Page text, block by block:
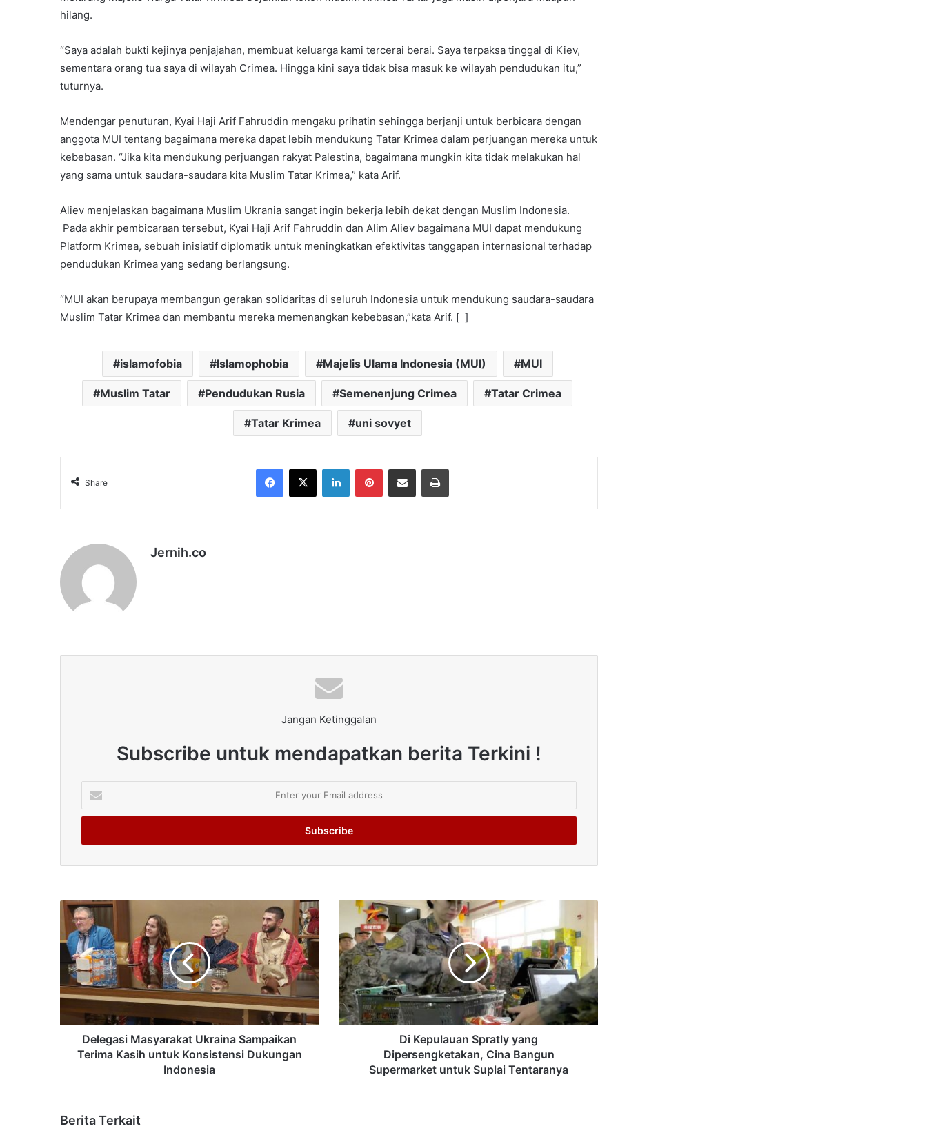
hilang.
“Saya adalah bukti kejinya penjajahan, membuat keluarga kami tercerai berai. Saya terpaksa tinggal di Kiev,
sementara orang tua saya di wilayah Crimea. Hingga kini saya tidak bisa masuk ke wilayah pendudukan itu,”
tuturnya.
Mendengar penuturan, Kyai Haji Arif Fahruddin mengaku prihatin sehingga berjanji untuk berbicara dengan
anggota MUI tentang bagaimana mereka dapat lebih mendukung Tatar Krimea dalam perjuangan mereka untuk
kebebasan. “Jika kita mendukung perjuangan rakyat Palestina, bagaimana mungkin kita tidak melakukan hal
yang sama untuk saudara-saudara kita Muslim Tatar Krimea,” kata Arif.
Aliev menjelaskan bagaimana Muslim Ukrania sangat ingin bekerja lebih dekat dengan Muslim Indonesia.
Pada akhir pembicaraan tersebut, Kyai Haji Arif Fahruddin dan Alim Aliev bagaimana MUI dapat mendukung
Platform Krimea, sebuah inisiatif diplomatik untuk meningkatkan efektivitas tanggapan internasional terhadap
pendudukan Krimea yang sedang berlangsung.
“MUI akan berupaya membangun gerakan solidaritas di seluruh Indonesia untuk mendukung saudara-saudara
Muslim Tatar Krimea dan membantu mereka memenangkan kebebasan,”kata Arif. [ ]
islamofobia Islamophobia Majelis Ulama Indonesia (MUI) MUI
Muslim Tatar Pendudukan Rusia Semenenjung Crimea Tatar Crimea
Tatar Krimea uni sovyet
Share
Facebook
X LinkedInPinterestShare via Email Print
Jernih.co
Jangan Ketinggalan
Subscribe untuk mendapatkan berita Terkini !
your
Email
Delegasi Masyarakat Ukraina Sampaikan
Terima Kasih untuk Konsistensi Dukungan
Indonesia
Di Kepulauan Spratly yang
Dipersengketakan, Cina Bangun
Supermarket untuk Suplai Tentaranya
Berita Terkait